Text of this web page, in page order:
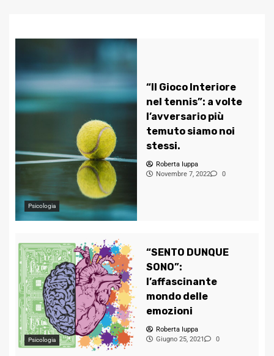
Psicologia
“Il Gioco Interiore
nel tennis”: a volte
l’avversario più
temuto siamo noi
stessi.
Roberta Iuppa
Novembre 7, 2022
0
Psicologia
“SENTO DUNQUE
SONO”:
l’affascinante
mondo delle
emozioni
Roberta Iuppa
Giugno 25, 2021
0